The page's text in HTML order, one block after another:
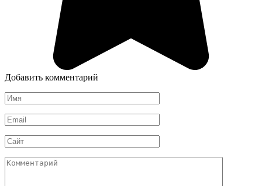
Добавить комментарий
Имя
*
Email
*
Сайт
Комментарий